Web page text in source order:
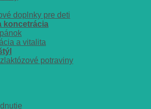
doplnky pre deti
koncetrácia
a vitalita
potraviny